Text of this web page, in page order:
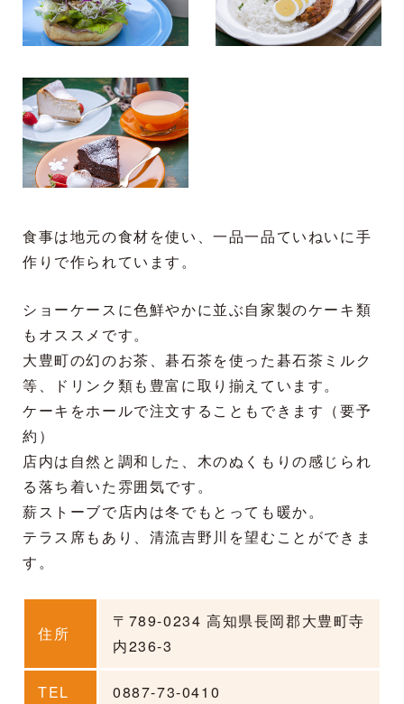
食事は地元の食材を使い、一品一品ていねいに手
作りで作られています。
ショーケースに色鮮やかに並ぶ自家製のケーキ類
もオススメです。
大豊町の幻のお茶、碁石茶を使った碁石茶ミルク
等、ドリンク類も豊富に取り揃えています。
ケーキをホールで注文することもできます（要予
約）
店内は自然と調和した、木のぬくもりの感じられ
る落ち着いた雰囲気です。
薪ストーブで店内は冬でもとっても暖か。
テラス席もあり、清流吉野川を望むことができま
す。
住所
〒789-0234 高知県長岡郡大豊町寺
内236-3
TEL 0887-73-0410